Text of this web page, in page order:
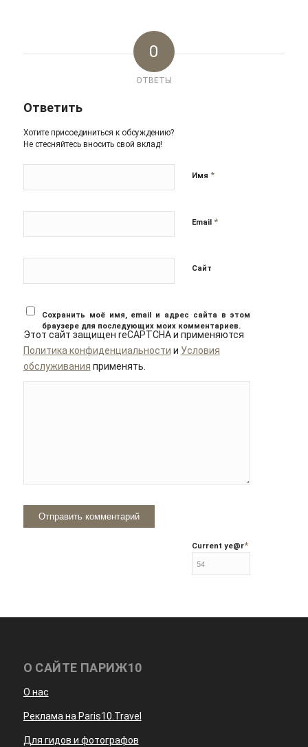
0
ОТВЕТЫ
Ответить
Хотите присоединиться к обсуждению?
Не стесняйтесь вносить свой вклад!
Имя *
Email *
Сайт
Сохранить моё имя, email и адрес сайта в этом
браузере для последующих моих комментариев.
Этот сайт защищен reCAPTCHA и применяются
Политика конфиденциальности и Условия
обслуживания применять.
Current ye@r*
О САЙТЕ ПАРИЖ10
О нас
Реклама на Paris10.Travel
Для гидов и фотографов